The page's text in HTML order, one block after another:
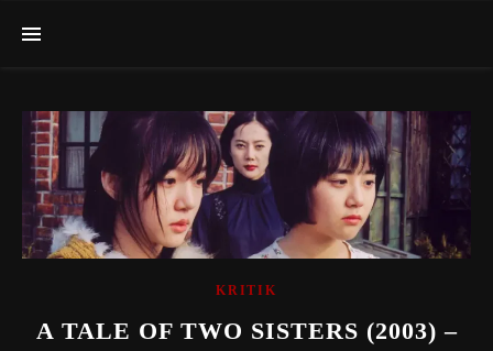
KRITIK
A TALE OF TWO SISTERS (2003) –